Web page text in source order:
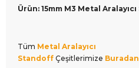
Ürün: 15mm M3 Metal
Tüm Metal Aralayıcı
Standoff Çeşitlerimize Buradan